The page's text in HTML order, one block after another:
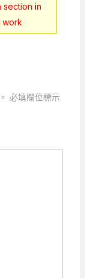
section in
work
必填欄位標示